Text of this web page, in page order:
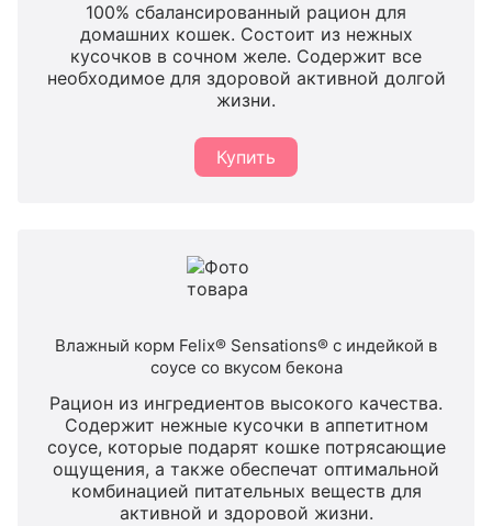
100% сбалансированный рацион для
домашних кошек. Состоит из нежных
кусочков в сочном желе. Содержит все
необходимое для здоровой активной долгой
жизни.
Купить
Влажный корм Felix® Sensations® с индейкой в
соусе со вкусом бекона
Рацион из ингредиентов высокого качества.
Содержит нежные кусочки в аппетитном
соусе, которые подарят кошке потрясающие
ощущения, а также обеспечат оптимальной
комбинацией питательных веществ для
активной и здоровой жизни.